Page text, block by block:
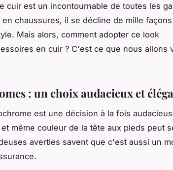
cuir est un incontournable de toutes les
chaussures, il se décline de mille
Mais alors, comment adopter ce look
en cuir ? C'est ce que nous allons
: un choix audacieux et
est une décision à la fois
même couleur de la tête aux pieds peut
averties savent que c'est aussi un